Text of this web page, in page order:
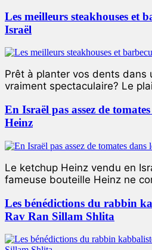
Les meilleurs steakhouses et
Israël
Prêt à planter vos dents dans
vraiment spectaculaire? Le
En Israël pas assez de
Heinz
Le ketchup Heinz vendu en
fameuse bouteille Heinz ne
Les bénédictions du rabbin
Rav Ran Sillam Shlita